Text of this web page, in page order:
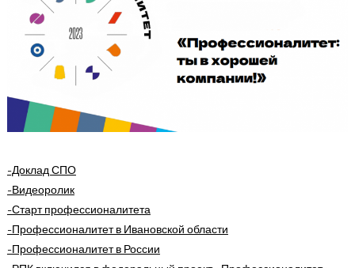
-Доклад СПО
-Видеоролик
-Старт профессионалитета
-Профессионалитет в Ивановской области
-Профессионалитет в России